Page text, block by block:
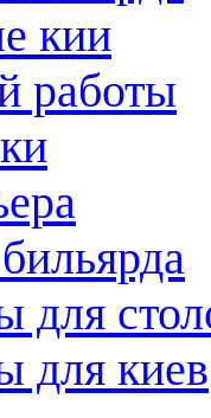
кии
работы
для
для киев